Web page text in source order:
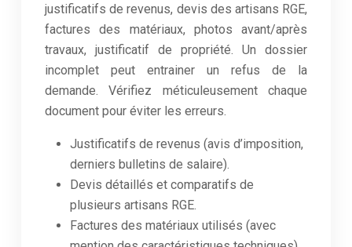
justificatifs de revenus, devis des artisans RGE,
factures des matériaux, photos avant/après
travaux, justificatif de propriété. Un dossier
incomplet peut entrainer un refus de la
demande. Vérifiez méticuleusement chaque
document pour éviter les erreurs.
Justificatifs de revenus (avis d’imposition,
derniers bulletins de salaire).
Devis détaillés et comparatifs de
plusieurs artisans RGE.
Factures des matériaux utilisés (avec